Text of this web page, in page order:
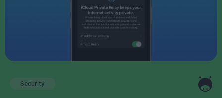
Security